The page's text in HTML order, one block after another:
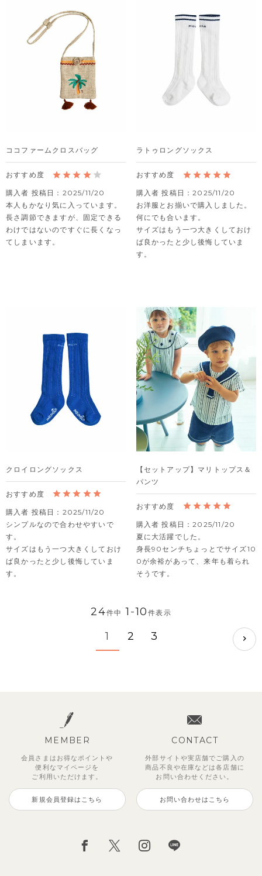
ココファームクロスバッグ
購入者 投稿日
2025/11/20
本人もかなり気に入っています。
長さ調節できますが、固定できる
わけではないのですぐに長くなっ
てしまいます。
ラトゥロングソックス
購入者 投稿日
2025/11/20
お洋服とお揃いで購入しました。
何にでも合います。
サイズはもう一つ大きくしておけ
ば良かったと少し後悔していま
す。
クロイロングソックス
購入者 投稿日
2025/11/20
シンプルなので合わせやすいで
す。
サイズはもう一つ大きくしておけ
ば良かったと少し後悔していま
す。
【セットアップ】マリトップス＆
パンツ
購入者 投稿日
2025/11/20
夏に大活躍でした。
身長90センチちょっとでサイズ10
0が余裕があって、来年も着られ
そうです。
24件中 1 -10件表示
1 2 3
MEMBER
会員さまはお得なポイントや
便利な マイページを
ご利用いただけます。
新規会員登録はこちら
CONTACT
外部サイトや実店舗でご購入の
商品不良や在庫などは各店舗に
お問い合わせください。
お問い合わせはこちら